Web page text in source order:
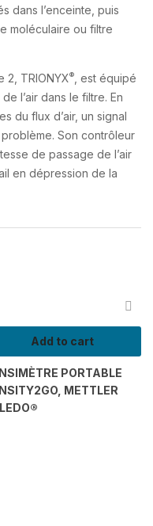
dans l’enceinte, puis
moléculaire ou filtre
2, TRIONYX®
, est équipé
l’air dans le filtre. En
du flux d’air, un signal
Son contrôleur
de passage de l’air
en dépression de la
Add to cart
PORTABLE
METTLER